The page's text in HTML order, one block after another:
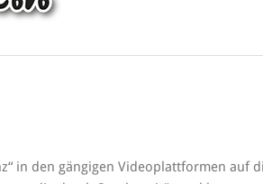
in den gängigen Videoplattformen auf